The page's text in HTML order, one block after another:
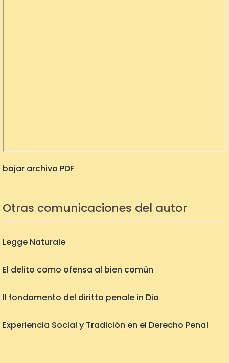
bajar archivo PDF
Otras comunicaciones del autor
Legge Naturale
El delito como ofensa al bien común
Il fondamento del diritto penale in Dio
Experiencia Social y Tradición en el Derecho Penal